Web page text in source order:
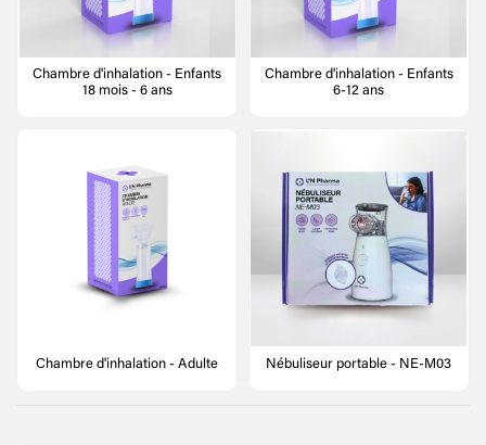
Chambre d'inhalation - Enfants
18 mois - 6 ans
Chambre d'inhalation - Enfants
6-12 ans
Chambre d'inhalation - Adulte Nébuliseur portable - NE-M03